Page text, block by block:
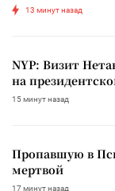
13 минут назад
NYP: Визит
на
15 минут назад
Пропавшую в
мертвой
17 минут назад